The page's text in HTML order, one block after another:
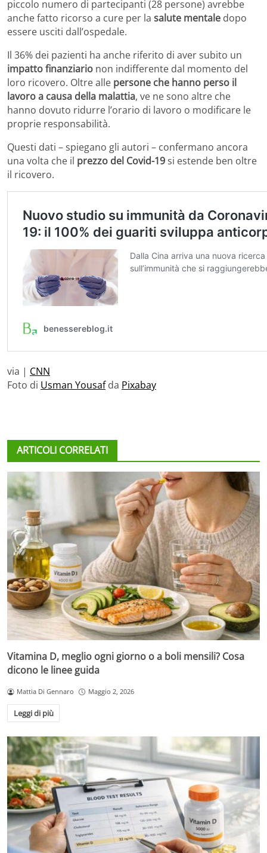
piccolo numero di partecipanti (28 persone) avrebbe
anche fatto ricorso a cure per la salute mentale dopo
essere usciti dall’ospedale.
Il 36% dei pazienti ha anche riferito di aver subito un
impatto finanziario non indifferente dal momento del
loro ricovero. Oltre alle persone che hanno perso il
lavoro a causa della malattia, ve ne sono altre che
hanno dovuto ridurre l’orario di lavoro o modificare le
proprie responsabilità.
Questi dati – spiegano gli autori – confermano ancora
una volta che il prezzo del Covid-19si estende ben oltre
il ricovero.
via | CNN
Foto di Usman Yousafda Pixabay
ARTICOLI CORRELATI
Vitamina D, meglio ogni giorno o a boli mensili? Cosa
dicono le linee guida
Mattia Di Gennaro Maggio 2, 2026
Leggi di più